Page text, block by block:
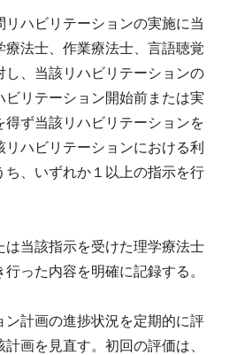
リハビリテーションの実施に当
療法士、作業療法士、言語聴覚
し、当該リハビリテーションの
ビリテーション開始前または実
ず当該リハビリテーションを
ハビリテーションにおける利
ち、いずれか１以上の指示を行
は当該指示を受けた理学療法士
った内容を明確に記録する。
ン計画の進捗状況を定期的に評
画を見直す。初回の評価は、